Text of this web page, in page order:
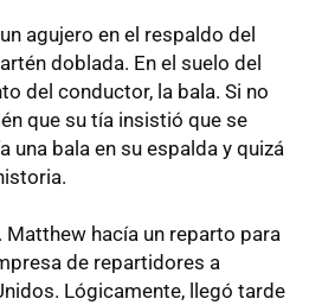
agujero en el respaldo del
doblada. En el suelo del
del conductor, la bala. Si no
que su tía insistió que se
una bala en su espalda y quizá
Matthew hacía un reparto para
de repartidores a
Lógicamente, llegó tarde